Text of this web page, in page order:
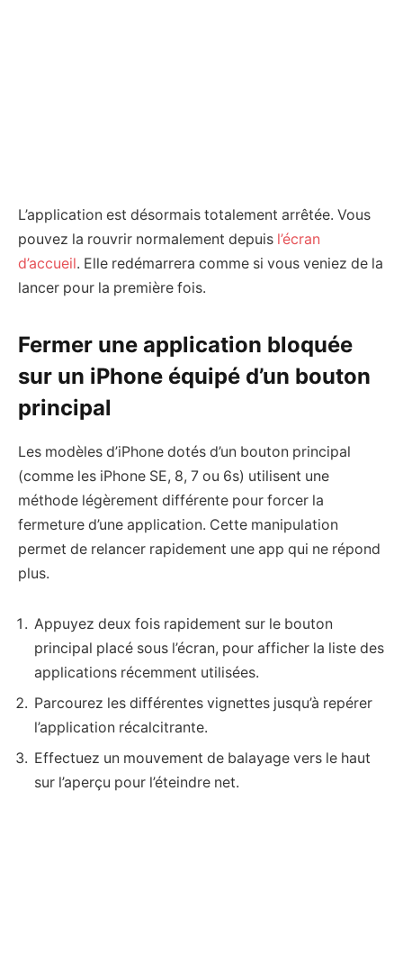
L’application est désormais totalement arrêtée. Vous
pouvez la rouvrir normalement depuis l’écran
d’accueil. Elle redémarrera comme si vous veniez de la
lancer pour la première fois.
Fermer une application bloquée
sur un iPhone équipé d’un bouton
principal
Les modèles d’iPhone dotés d’un bouton principal
(comme les iPhone SE, 8, 7 ou 6s) utilisent une
méthode légèrement différente pour forcer la
fermeture d’une application. Cette manipulation
permet de relancer rapidement une app qui ne répond
plus.
Appuyez deux fois rapidement sur le bouton
principal placé sous l’écran, pour afficher la liste des
applications récemment utilisées.
Parcourez les différentes vignettes jusqu’à repérer
l’application récalcitrante.
Effectuez un mouvement de balayage vers le haut
sur l’aperçu pour l’éteindre net.